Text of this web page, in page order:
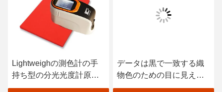
Lightweighの測色計の手
持ち型の分光光度計原子
車のペンキの走査器
データは黒で一致する織
物色のための目に見える
分光光度計を着色します